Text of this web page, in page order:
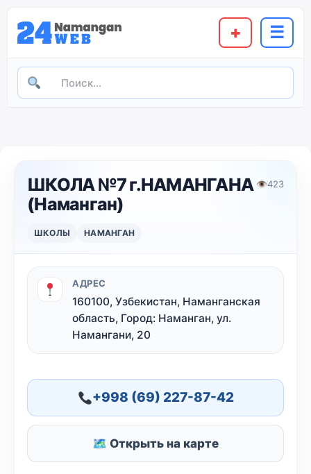
+ ☰
ШКОЛА №7 г.НАМАНГАНА
(Наманган)
👁423
ШКОЛЫ НАМАНГАН
АДРЕС
160100, Узбекистан, Наманганская
область, Город: Наманган, ул.
Намангани, 20
+998 (69) 227-87-42
🗺 Открыть на карте